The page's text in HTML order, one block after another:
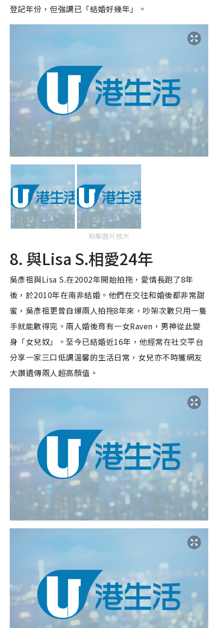
登記年份，但強調已「結婚好幾年」。
點擊圖片放大
8. 與Lisa S.相愛24年
吳彥祖與Lisa S.在2002年開始拍拖，愛情長跑了8年
後，於2010年在南非結婚。他們在交往和婚後都非常甜
蜜，吳彥祖更曾自爆兩人拍拖8年來，吵架次數只用一隻
手就能數得完。兩人婚後育有一女Raven，男神從此變
身「女兒奴」。至今已結婚近16年，他經常在社交平台
分享一家三口低調溫馨的生活日常，女兒亦不時獲網友
大讚遺傳兩人超高顏值。